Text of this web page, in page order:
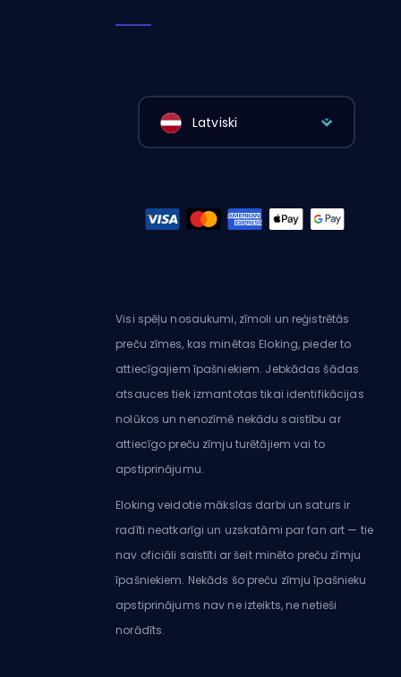
Latviski
Visi spēļu nosaukumi, zīmoli un reģistrētās
preču zīmes, kas minētas Eloking, pieder to
attiecīgajiem īpašniekiem. Jebkādas šādas
atsauces tiek izmantotas tikai identifikācijas
nolūkos un nenozīmē nekādu saistību ar
attiecīgo preču zīmju turētājiem vai to
apstiprinājumu.
Eloking veidotie mākslas darbi un saturs ir
radīti neatkarīgi un uzskatāmi par fan art — tie
nav oficiāli saistīti ar šeit minēto preču zīmju
īpašniekiem. Nekāds šo preču zīmju īpašnieku
apstiprinājums nav ne izteikts, ne netieši
norādīts.